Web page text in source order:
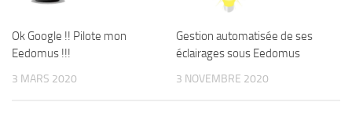
Ok Google !! Pilote mon
Eedomus !!!
3 MARS 2020
Gestion automatisée de ses
éclairages sous Eedomus
3 NOVEMBRE 2020